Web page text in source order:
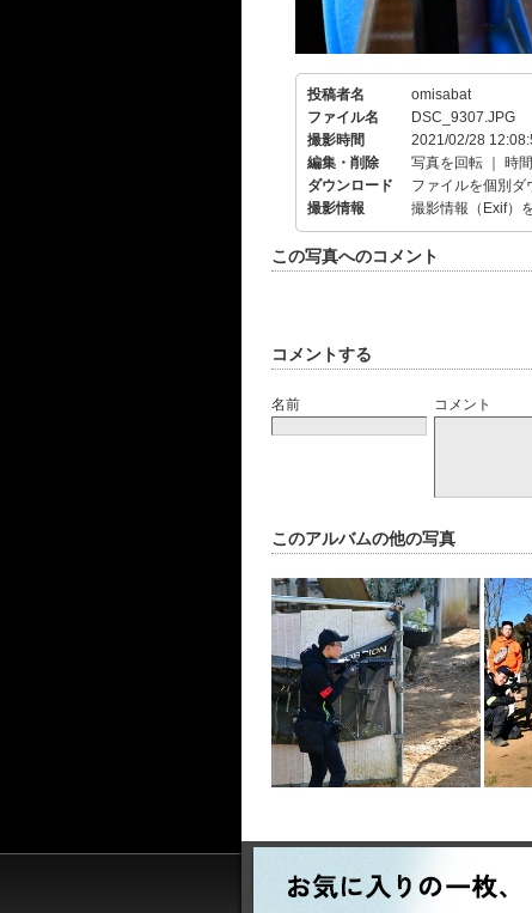
投稿者名
omisabat
ファイル名
DSC_9307.JPG
撮影時間
2021/02/28
編集・削除
写真を回転 時
ダウンロード
ファイルを個別ダ
撮影情報
撮影情報（Exif）
この写真へのコメント
コメントする
名前 コメント
このアルバムの他の写真